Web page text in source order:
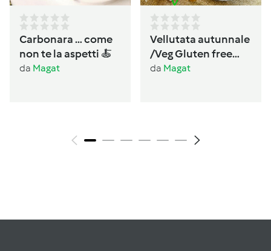
Carbonara … come
non te la aspetti 🍝
da Magat
Vellutata autunnale
/Veg Gluten free
Lactos free
da Magat